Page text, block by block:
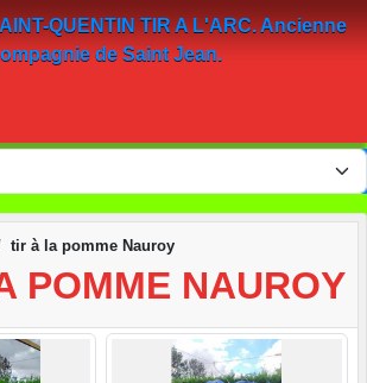
QUENTIN TIR A L'ARC. Ancienne
de Saint Jean.
tir à la pomme Nauroy
POMME NAUROY
des cookies